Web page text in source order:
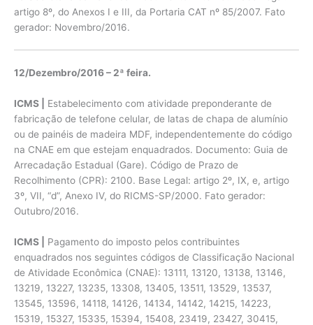
artigo 8º, do Anexos I e III, da Portaria CAT nº 85/2007. Fato
gerador: Novembro/2016.
12/Dezembro/2016 – 2ª feira.
ICMS |
Estabelecimento com atividade preponderante de
fabricação de telefone celular, de latas de chapa de alumínio
ou de painéis de madeira MDF, independentemente do código
na CNAE em que estejam enquadrados. Documento: Guia de
Arrecadação Estadual (Gare). Código de Prazo de
Recolhimento (CPR): 2100. Base Legal: artigo 2º, IX, e, artigo
3º, VII, “d”, Anexo IV, do RICMS-SP/2000. Fato gerador:
Outubro/2016.
ICMS |
Pagamento do imposto pelos contribuintes
enquadrados nos seguintes códigos de Classificação Nacional
de Atividade Econômica (CNAE): 13111, 13120, 13138, 13146,
13219, 13227, 13235, 13308, 13405, 13511, 13529, 13537,
13545, 13596, 14118, 14126, 14134, 14142, 14215, 14223,
15319, 15327, 15335, 15394, 15408, 23419, 23427, 30415,